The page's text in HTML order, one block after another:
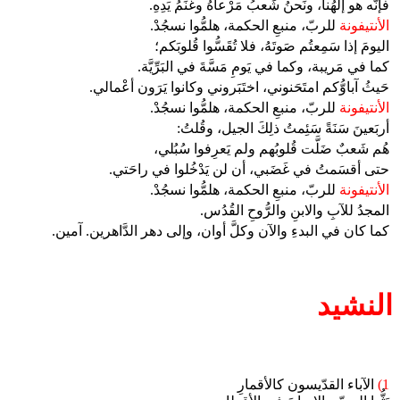
فإنَّه هو إلهُنا، ونَحنُ شَعبُ مَرْعاهُ وغَنَمُ يَدِهِ.
الأنتيفونة للربّ، منبعِ الحكمة، هلمُّوا نسجُدْ.
اليومَ إذا سَمِعتُم صَوتَهُ، فلا تُقَسُّوا قُلوبَكم؛
كما في مَريبة، وكما في يَومِ مَسَّةَ في البَرِّيَّة.
حَيثُ آباوُّكم امتَحَنوني، اختَبَروني وكانوا يَرَون أعْمالي.
الأنتيفونة للربّ، منبعِ الحكمة، هلمُّوا نسجُدْ.
أربَعينَ سَنَةً سَئِمتُ ذلِكَ الجيل، وقُلتُ:
هُم شَعبٌ ضَلَّت قُلوبُهم ولم يَعرِفوا سُبُلي،
حتى أقسَمتُ في غَضَبي، أن لن يَدْخُلوا في راحَتي.
الأنتيفونة للربّ، منبعِ الحكمة، هلمُّوا نسجُدْ.
المجدُ للآبِ والابنِ والرُّوحِ القُدُس.
كما كان في البدءِ والآن وكلَّ أوان، وإلى دهر الدَّاهرين. آمين.
النشيد
1)
الآباء القدّيسون كالأقمارِ